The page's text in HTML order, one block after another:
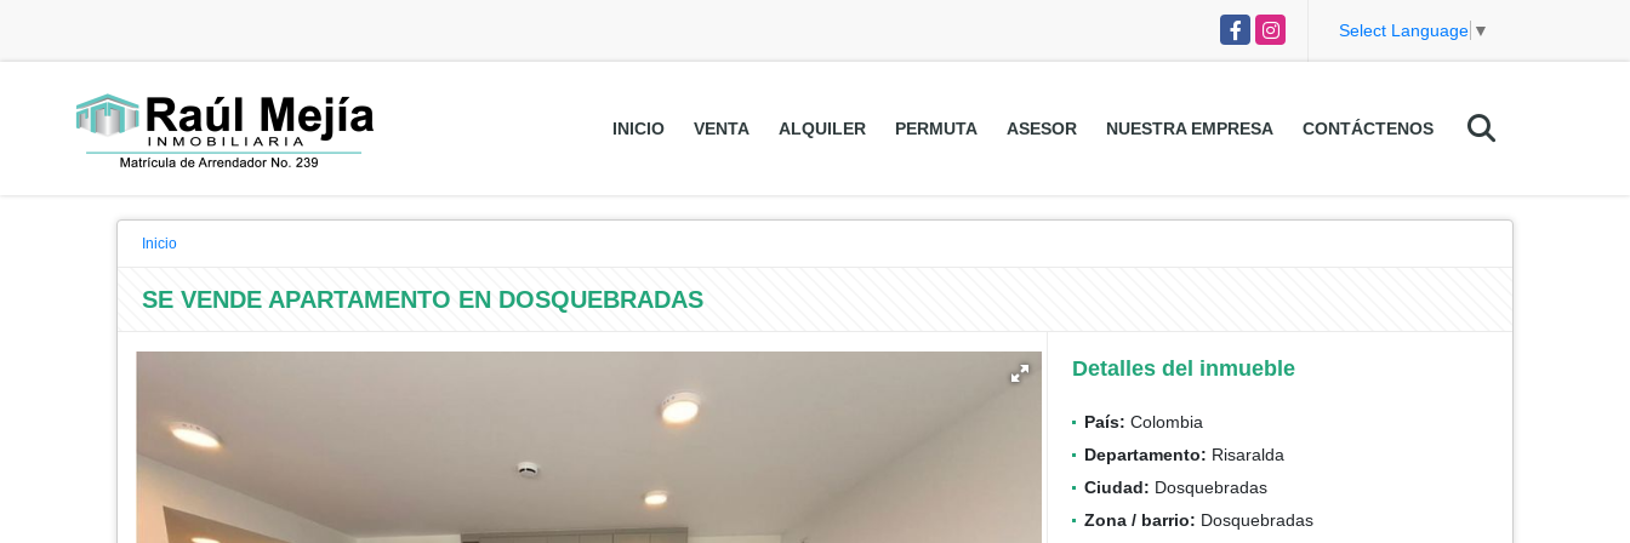
FacebookInstagram Select Language ▼
INICIO VENTA ALQUILER PERMUTA ASESOR NUESTRA EMPRESA CONTÁCTENOS
Inicio
SE VENDE APARTAMENTO EN DOSQUEBRADAS
Detalles del inmueble
País: Colombia
Departamento: Risaralda
Ciudad: Dosquebradas
Zona / barrio: Dosquebradas